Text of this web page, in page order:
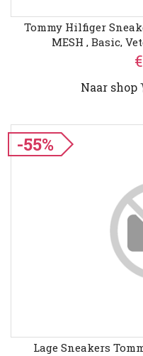
Tommy Hilfiger
MESH , Basic,
Naar shop
-55%
Lage Sneakers